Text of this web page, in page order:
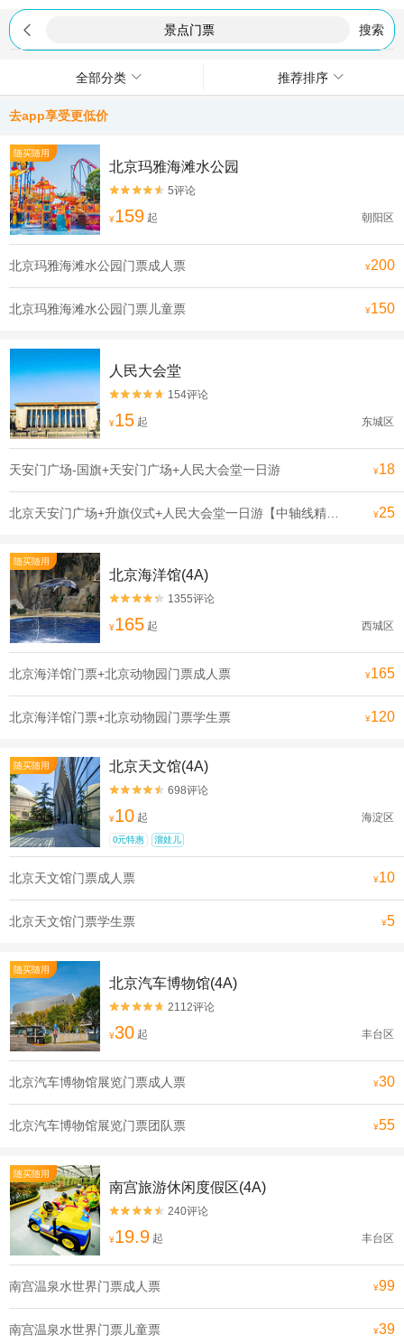
 搜索
全部分类 推荐排序
去app享受更低价
随买随用
北京玛雅海滩水公园

 5评论
¥159 起 朝阳区
北京玛雅海滩水公园门票成人票 ¥200
北京玛雅海滩水公园门票儿童票 ¥150
人民大会堂

 154评论
¥15 起 东城区
天安门广场-国旗+天安门广场+人民大会堂一日游 ¥18
¥25
随买随用
北京海洋馆(4A)

 1355评论
¥165 起 西城区
北京海洋馆门票+北京动物园门票成人票 ¥165
北京海洋馆门票+北京动物园门票学生票 ¥120
随买随用 北京天文馆(4A)

 698评论
¥10 起 海淀区
0元特惠 溜娃儿
北京天文馆门票成人票 ¥10
北京天文馆门票学生票 ¥5
随买随用
北京汽车博物馆(4A)

 2112评论
¥30 起 丰台区
北京汽车博物馆展览门票成人票 ¥30
北京汽车博物馆展览门票团队票 ¥55
随买随用
南宫旅游休闲度假区(4A)

 240评论
¥19.9 起 丰台区
南宫温泉水世界门票成人票 ¥99
南宫温泉水世界门票儿童票 ¥39